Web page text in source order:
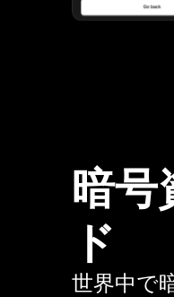
暗号
ド
世界中で